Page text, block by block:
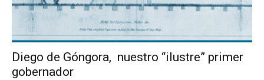
Diego de Góngora, nuestro “ilustre” primer
gobernador